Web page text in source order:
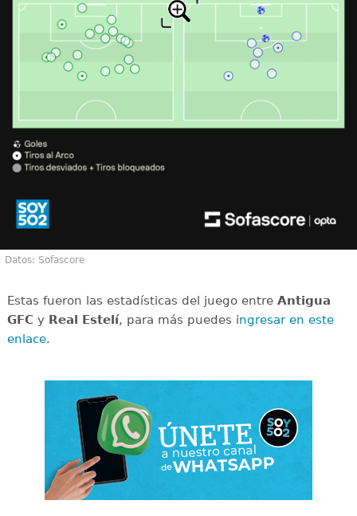
Datos: Sofascore
Estas fueron las estadísticas del juego entre Antigua
GFC y Real Estelí, para más puedes ingresar en este
enlace.